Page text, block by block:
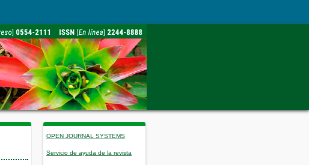
OPEN JOURNAL SYSTEMS
Servicio de ayuda de la revista